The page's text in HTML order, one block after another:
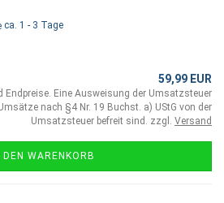
ca. 1 - 3 Tage
59,99 EUR
Endpreise. Eine Ausweisung der Umsatzsteuer
nach §4 Nr. 19 Buchst. a) UStG von der
Umsatzsteuer befreit sind. zzgl. Versand
DEN WARENKORB